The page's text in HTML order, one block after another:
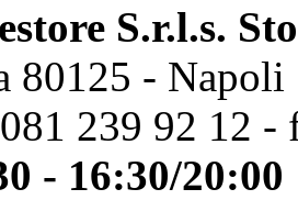
S.r.l.s.
80125 - Napoli
239 92 12 -
- 16:30/20:00